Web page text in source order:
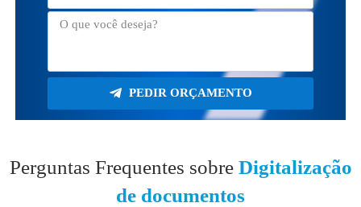
PEDIR ORÇAMENTO
Perguntas Frequentes sobre Digitalização
de documentos